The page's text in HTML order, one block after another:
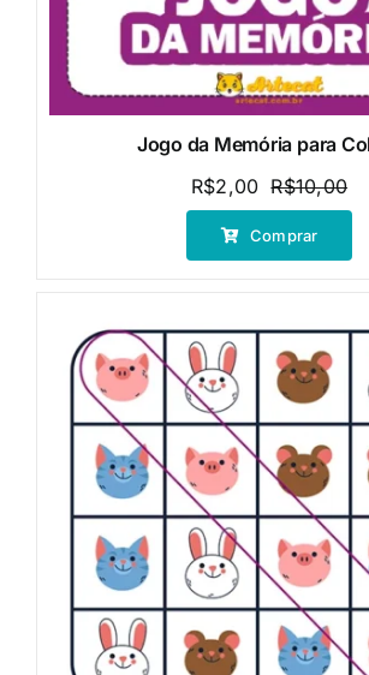
Jogo da Memória para
R$10,00O
era:
R$2,00
O
é:
Comprar